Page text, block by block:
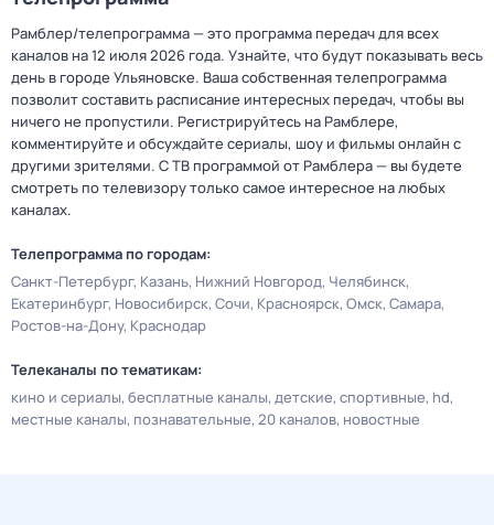
Рамблер/телепрограмма — это программа передач для всех
каналов на 12 июля 2026 года. Узнайте, что будут показывать весь
день в городе Ульяновске. Ваша собственная телепрограмма
позволит составить расписание интересных передач, чтобы вы
ничего не пропустили. Регистрируйтесь на Рамблере,
комментируйте и обсуждайте сериалы, шоу и фильмы онлайн с
другими зрителями. С ТВ программой от Рамблера — вы будете
смотреть по телевизору только самое интересное на любых
каналах.
Телепрограмма по городам:
Санкт-Петербург Казань Нижний Новгород Челябинск
Екатеринбург Новосибирск Сочи Красноярск Омск Самара
Ростов-на-Дону Краснодар
Телеканалы по тематикам:
кино и сериалы бесплатные каналы детские спортивные hd
местные каналы познавательные 20 каналов новостные